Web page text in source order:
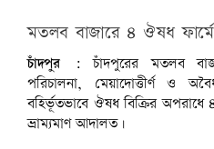
মতলব বাজারে ৪ ঔষধ
চাঁদপুর :চাঁদপুরের মতলব
পরিচালনা, মেয়াদোত্তীর্ণ ও
বহির্ভূতভাবে ঔষধ বিক্রির
ভ্রাম্যমাণ আদালত।